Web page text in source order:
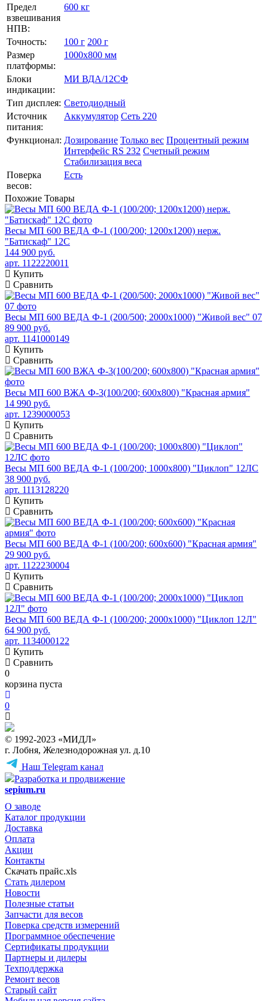
Предел
взвешивания
НПВ:
600 кг
Точность: 100 г 200 г
Размер
платформы:
1000х800 мм
Блоки
индикации:
МИ ВДА/12СФ
Тип дисплея: Светодиодный
Источник
питания:
Аккумулятор Сеть 220
Функционал: Дозирование Только вес Процентный режим
Интерфейс RS 232 Счетный режим
Стабилизация веса
Поверка
весов:
Есть
Похожие Товары
Весы МП 600 ВЕДА Ф-1 (100/200; 1200х1200) нерж.
"Батискаф" 12С
144 900 руб.
арт. 1122220011
Купить
Сравнить
Весы МП 600 ВЕДА Ф-1 (200/500; 2000х1000) "Живой вес" 07
89 900 руб.
арт. 1141000149
Купить
Сравнить
Весы МП 600 ВЖА Ф-3(100/200; 600х800) "Красная армия"
14 990 руб.
арт. 1239000053
Купить
Сравнить
Весы МП 600 ВЕДА Ф-1 (100/200; 1000х800) "Циклоп" 12ЛС
38 900 руб.
арт. 1113128220
Купить
Сравнить
Весы МП 600 ВЕДА Ф-1 (100/200; 600х600) "Красная армия"
29 900 руб.
арт. 1122230004
Купить
Сравнить
Весы МП 600 ВЕДА Ф-1 (100/200; 2000х1000) "Циклоп 12Л"
64 900 руб.
арт. 1134000122
Купить
Сравнить
0
корзина пуста
0
© 1992-2023 «МИДЛ»
г. Лобня, Железнодорожная ул. д.10
Наш Telegram канал
Разработка и продвижение
sepium.ru
О заводе
Каталог продукции
Доставка
Оплата
Акции
Контакты
Скачать прайс.xls
Стать дилером
Новости
Полезные статьи
Запчасти для весов
Поверка средств измерений
Программное обеспечение
Сертификаты продукции
Партнеры и дилеры
Техподдержка
Ремонт весов
Старый сайт